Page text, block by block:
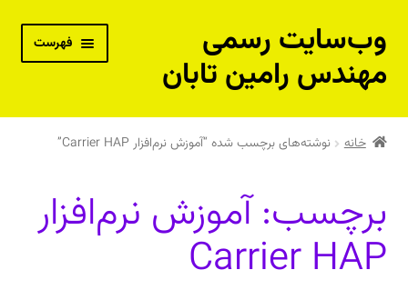
پرش
به
ناوبری
پرش
به
محتوا
وب‌سایت رسمی
مهندس رامین تابان
فهرست
بسته‌های آموزش از راه دور
پکیج جامع مهندس حرفه‌ای تاسیسات – اقساطی
دوره خصوصی و مشاوره فنی با مهندس رامین تابان
خانه نوشته‌های برچسب شده “آموزش نرم‌افزار Carrier HAP”
برچسب:آموزش نرم‌افزار
Carrier HAP